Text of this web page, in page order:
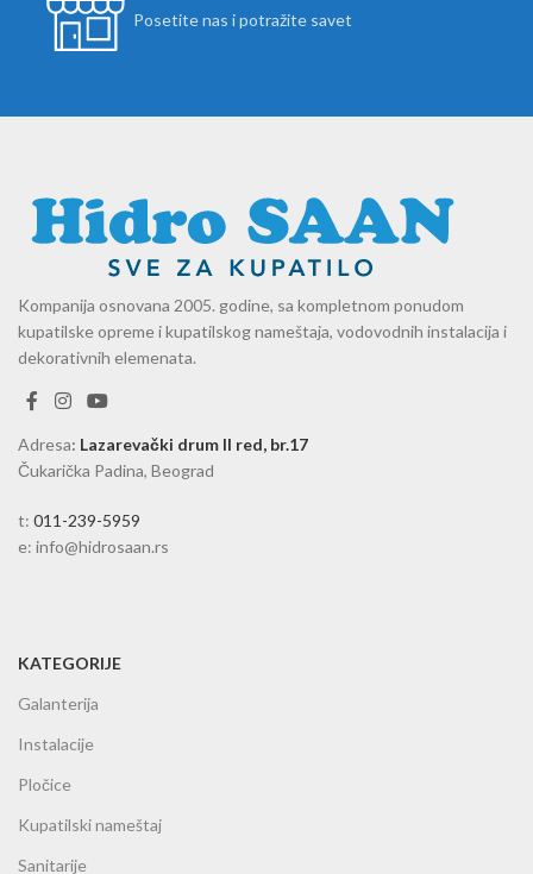
Posetite nas i potražite savet
Kompanija osnovana 2005. godine, sa kompletnom ponudom
kupatilske opreme i kupatilskog nameštaja, vodovodnih instalacija i
dekorativnih elemenata.
Adresa: Lazarevački drum II red, br.17
Čukarička Padina, Beograd
t: 011-239-5959
e: info@hidrosaan.rs
KATEGORIJE
Galanterija
Instalacije
Pločice
Kupatilski nameštaj
Sanitarije